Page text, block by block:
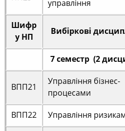
управління
Шифр
у НП
Вибіркові
7 семестр (2
ВПП21
Управління бізнес-
процесами
ВПП22 Управління